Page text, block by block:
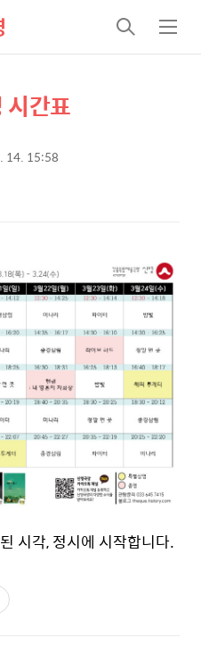
검
색
메
뉴
간표
14. 15:58
시각, 정시에 시작합니다.